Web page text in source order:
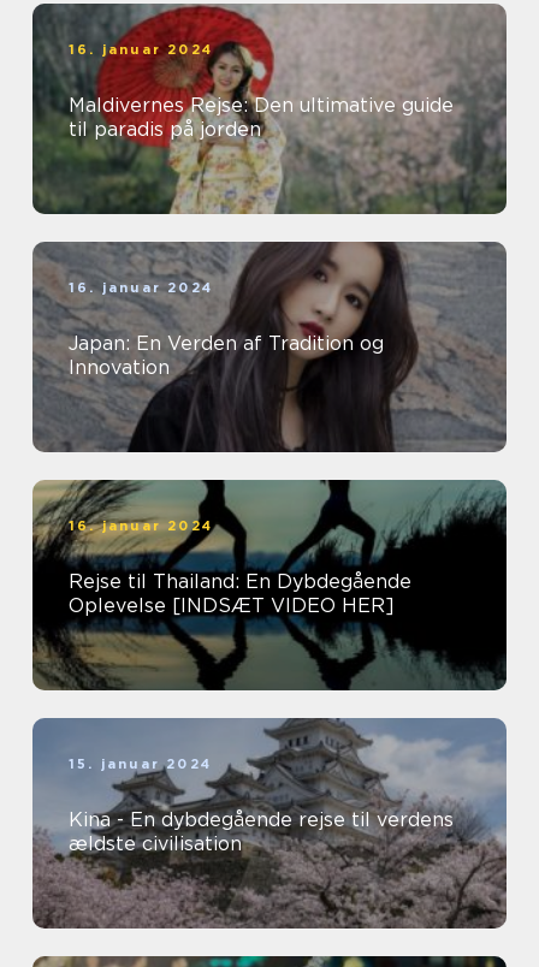
16. januar 2024
Maldivernes Rejse: Den ultimative guide
til paradis på jorden
16. januar 2024
Japan: En Verden af Tradition og
Innovation
16. januar 2024
Rejse til Thailand: En Dybdegående
Oplevelse [INDSÆT VIDEO HER]
15. januar 2024
Kina - En dybdegående rejse til verdens
ældste civilisation